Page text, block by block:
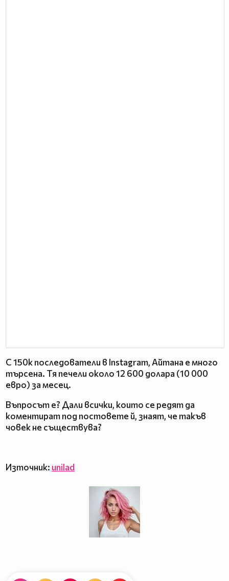
С 150k последователи в Instagram, Айтана е много
търсена. Тя печели около 12 600 долара (10 000
евро) за месец.
Въпросът е? Дали всички, които се редят да
коментират под постовете й, знаят, че такъв
човек не съществува?
Източник: unilad